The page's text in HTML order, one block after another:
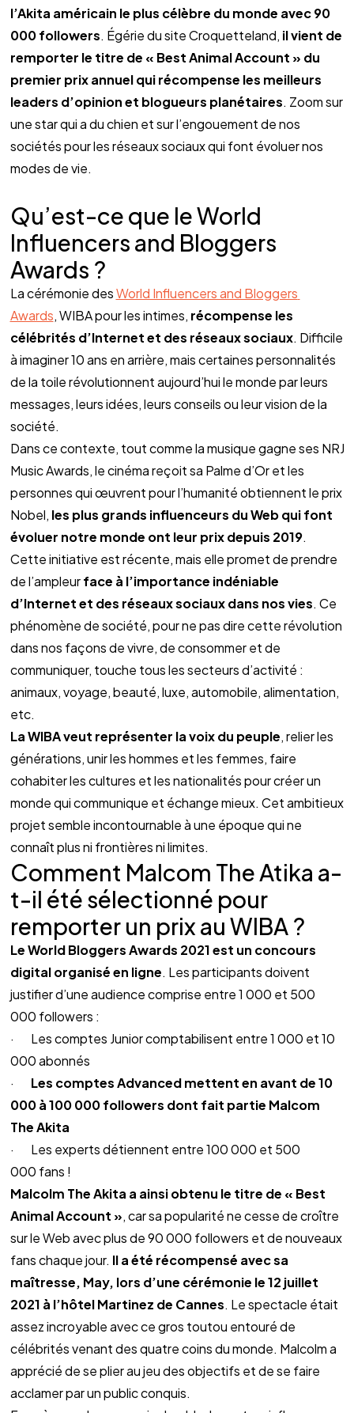
l’Akita américain le plus célèbre du monde avec 90
000 followers. Égérie du site Croquetteland, il vient de
remporter le titre de « Best Animal Account » du
premier prix annuel qui récompense les meilleurs
leaders d’opinion et blogueurs planétaires. Zoom sur
une star qui a du chien et sur l’engouement de nos
sociétés pour les réseaux sociaux qui font évoluer nos
modes de vie.
Qu’est-ce que le World
Influencers and Bloggers
Awards ?
La cérémonie des World Influencers and Bloggers
Awards, WIBA pour les intimes, récompense les
célébrités d’Internet et des réseaux sociaux. Difficile
à imaginer 10 ans en arrière, mais certaines personnalités
de la toile révolutionnent aujourd’hui le monde par leurs
messages, leurs idées, leurs conseils ou leur vision de la
société.
Dans ce contexte, tout comme la musique gagne ses NRJ
Music Awards, le cinéma reçoit sa Palme d’Or et les
personnes qui œuvrent pour l’humanité obtiennent le prix
Nobel, les plus grands influenceurs du Web qui font
évoluer notre monde ont leur prix depuis 2019.
Cette initiative est récente, mais elle promet de prendre
de l’ampleur face à l’importance indéniable
d’Internet et des réseaux sociaux dans nos vies. Ce
phénomène de société, pour ne pas dire cette révolution
dans nos façons de vivre, de consommer et de
communiquer, touche tous les secteurs d’activité :
animaux, voyage, beauté, luxe, automobile, alimentation,
etc.
La WIBA veut représenter la voix du peuple, relier les
générations, unir les hommes et les femmes, faire
cohabiter les cultures et les nationalités pour créer un
monde qui communique et échange mieux. Cet ambitieux
projet semble incontournable à une époque qui ne
connaît plus ni frontières ni limites.
Comment Malcom The Atika a-
t-il été sélectionné pour
remporter un prix au WIBA ?
Le World Bloggers Awards 2021 est un concours
digital organisé en ligne. Les participants doivent
justifier d’une audience comprise entre 1 000 et 500
000 followers :
·       Les comptes Junior comptabilisent entre 1 000 et 10
000 abonnés
· Les comptes Advanced mettent en avant de 10
000 à 100 000 followers dont fait partie Malcom
The Akita
·       Les experts détiennent entre 100 000 et 500
000 fans !
Malcolm The Akita a ainsi obtenu le titre de « Best
Animal Account », car sa popularité ne cesse de croître
sur le Web avec plus de 90 000 followers et de nouveaux
fans chaque jour. Il a été récompensé avec sa
maîtresse, May, lors d’une cérémonie le 12 juillet
2021 à l’hôtel Martinez de Cannes. Le spectacle était
assez incroyable avec ce gros toutou entouré de
célébrités venant des quatre coins du monde. Malcolm a
apprécié de se plier au jeu des objectifs et de se faire
acclamer par un public conquis.